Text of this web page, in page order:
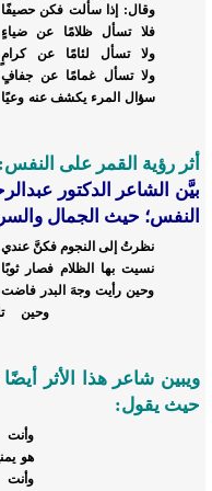
وقال: إذا سألت فكن حصيفًا
فلا تسأل ظلامًا عن ضياءٍ
ولا تسأل لئامًا عن كرامٍ
ولا تسأل غمامًا عن جفافٍ
سؤال المرء يكشف عنه وعيًا
أثر رؤية القمر على النفس:
بيَّن الشاعر الدكتور
النفس؛ حيث الجمال
نظرتُ إلى النجوم فكنَّ عندي
نسيت بها الظلام فصار ثوبًا
وحين رأيت وجهَ البدر فاضت
وحين
ويبين شاعر هذا الأثر
حيث يقول:
هو
وأنت